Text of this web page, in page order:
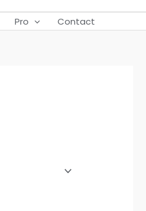
Pro Contact